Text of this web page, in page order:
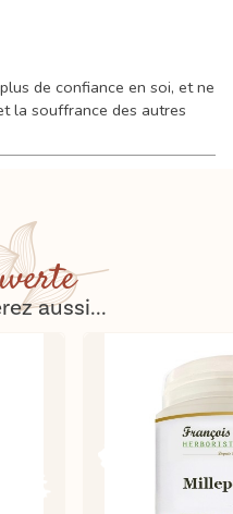
de confiance en soi, et ne
la souffrance des autres
aussi...